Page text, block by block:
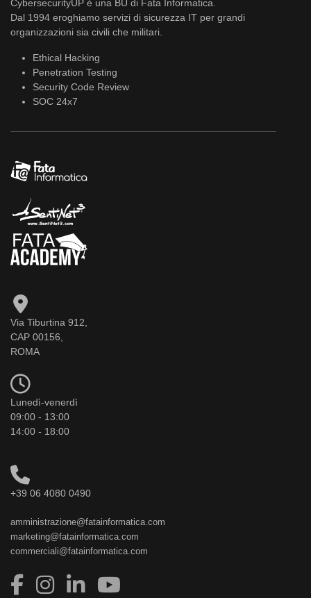
CybersecurityUP è una BU di Fata Informatica.
Dal 1994 eroghiamo servizi di sicurezza IT per grandi
organizzazioni sia civili che militari.
Ethical Hacking
Penetration Testing
Security Code Review
SOC 24x7
Via Tiburtina 912,
CAP 00156,
ROMA
Lunedì-venerdì
09:00 - 13:00
14:00 - 18:00
+39 06 4080 0490
amministrazione@fatainformatica.com
marketing@fatainformatica.com
commerciali@fatainformatica.com